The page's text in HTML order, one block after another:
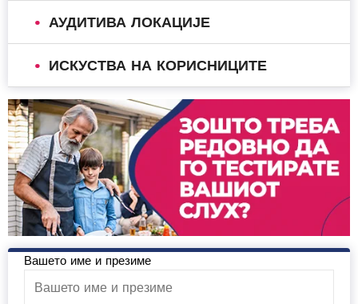
АУДИТИВА ЛОКАЦИЈЕ
ИСКУСТВА НА КОРИСНИЦИТЕ
Вашето име и презиме